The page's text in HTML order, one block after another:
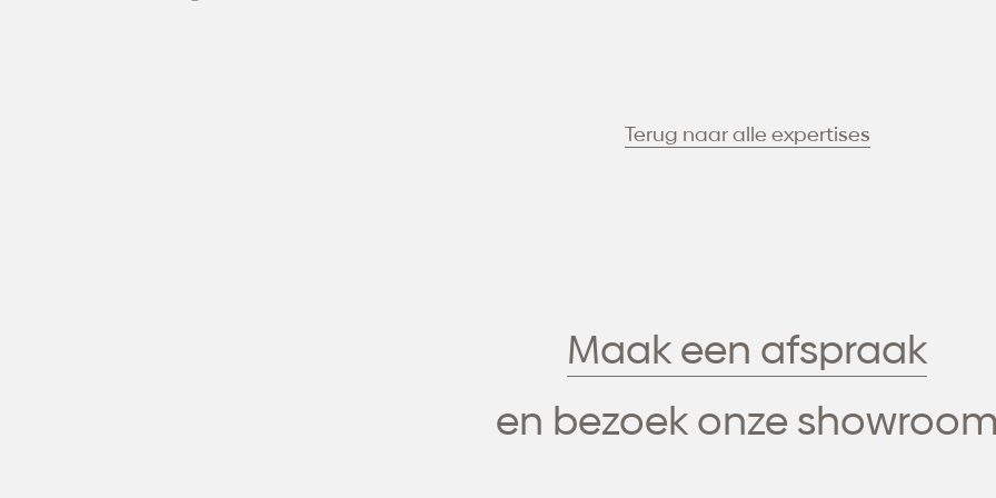
Terug naar alle expertises
Maak een afspraak
en bezoek onze